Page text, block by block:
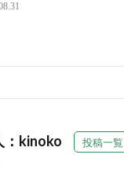
：kinoko
投稿一覧